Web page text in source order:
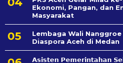
Ekonomi, Pangan, dan
Masyarakat
Lembaga Wali
Diaspora Aceh di Medan
𝗔𝘀𝗶𝘀𝘁𝗲𝗻 𝗣𝗲𝗺𝗲𝗿𝗶𝗻𝘁𝗮𝗵𝗮𝗻